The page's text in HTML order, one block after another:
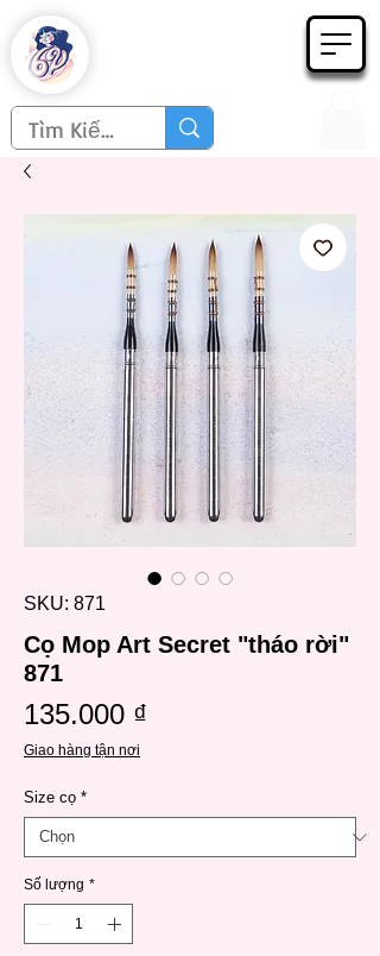
SKU: 871
Cọ Mop Art Secret "tháo rời"
871
135.000 ₫
Giao hàng tận nơi
Size cọ *
Số lượng *